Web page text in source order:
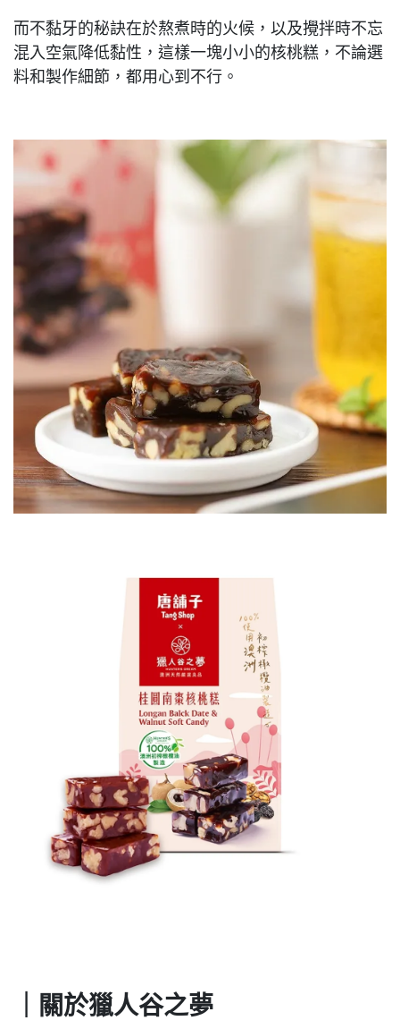
而不黏牙的秘訣在於熬煮時的火候，以及攪拌時不忘
混入空氣降低黏性，這樣一塊小小的核桃糕，不論選
料和製作細節，都用心到不行。
｜關於獵人谷之夢